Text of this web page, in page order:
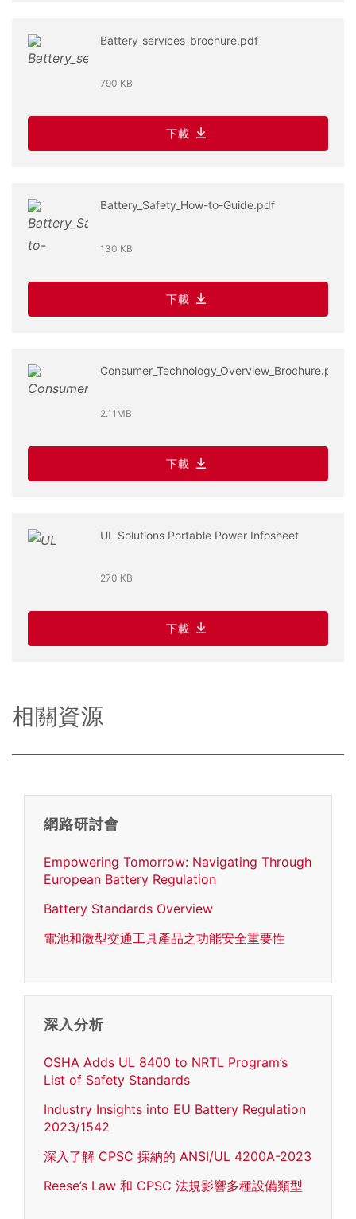
Battery_services_brochure.pdf
790 KB
下載
Battery_Safety_How-to-Guide.pdf
130 KB
下載
Consumer_Technology_Overview_Brochure.pdf
2.11MB
下載
UL Solutions Portable Power Infosheet
270 KB
下載
相關資源
網路研討會
Empowering Tomorrow: Navigating Through
European Battery Regulation
Battery Standards Overview
電池和微型交通工具產品之功能安全重要性
深入分析
OSHA Adds UL 8400 to NRTL Program’s
List of Safety Standards
Industry Insights into EU Battery Regulation
2023/1542
深入了解 CPSC 採納的 ANSI/UL 4200A-2023
Reese’s Law 和 CPSC 法規影響多種設備類型